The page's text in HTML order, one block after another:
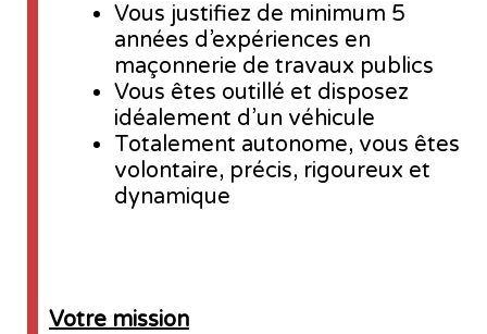
Vous justifiez de minimum 5
années d’expériences en
maçonnerie de travaux publics
Vous êtes outillé et disposez
idéalement d’un véhicule
Totalement autonome, vous êtes
volontaire, précis, rigoureux et
dynamique
Votre mission